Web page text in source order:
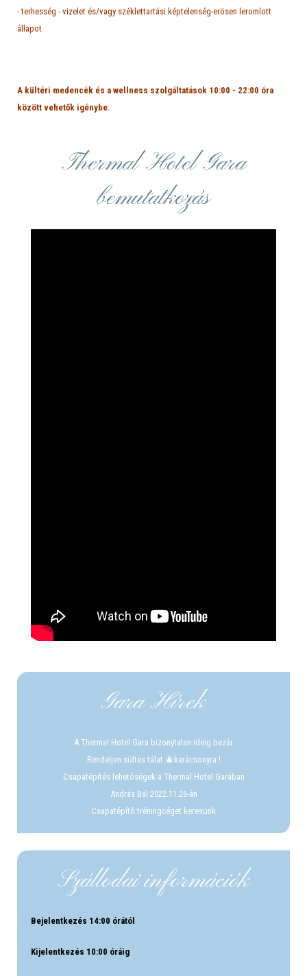
- terhesség - vizelet és/vagy széklettartási képtelenség-erösen leromlott
állapot.
A kültéri medencék és a wellness szolgáltatások 10:00 - 22:00 óra
között vehetők igénybe.
Thermal Hotel Gara
bemutatkozás
Gara Hírek
A Thermal Hotel Gara bizonytalan ideig bezár
Rendeljen sültes tálat 🎄karácsonyra !
Csapatépítés lehetőségek a Thermal Hotel Garában
András Bál 2022.11.26-án
Csapatépítő tréningcéget keresünk
Szállodai információk
Bejelentkezés 14:00 órától
Kijelentkezés 10:00 óráig